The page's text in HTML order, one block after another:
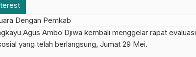
Agus Ambo Djiwa kembali menggelar rapat evaluasi
yang telah berlangsung, Jumat 29 Mei.